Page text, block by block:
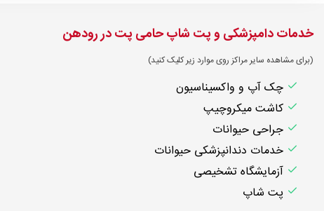
خدمات دامپزشکی و پت شاپ حامی پت در رودهن
(برای مشاهده سایر مراکز روی موارد زیر کلیک کنید)
چک آپ و واکسیناسیون
کاشت میکروچیپ
جراحی حیوانات
خدمات دندانپزشکی حیوانات
آزمایشگاه تشخیصی
پت شاپ